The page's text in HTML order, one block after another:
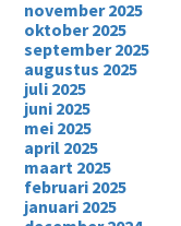
november 2025
oktober 2025
september 2025
augustus 2025
juli 2025
juni 2025
mei 2025
april 2025
maart 2025
februari 2025
januari 2025